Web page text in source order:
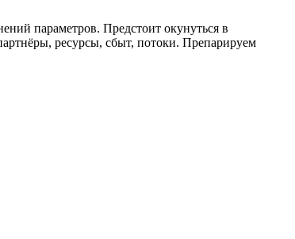
параметров. Предстоит окунуться в
ресурсы, сбыт, потоки. Препарируем